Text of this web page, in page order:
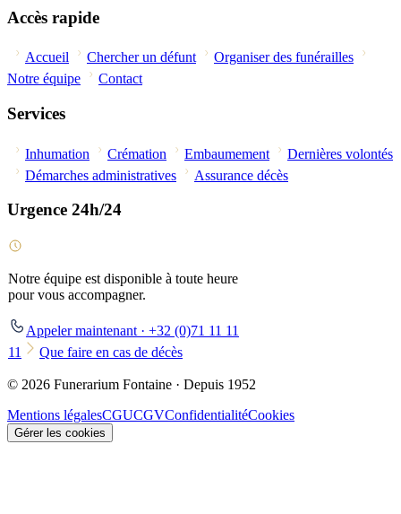
Accès rapide
Accueil Chercher un défunt
Organiser des funérailles
Notre équipe
Contact
Services
Inhumation Crémation Embaumement
Dernières volontés
Démarches administratives
Assurance décès
Urgence 24h/24
Notre équipe est disponible à toute heure
pour vous accompagner.
Appeler maintenant · +32 (0)71 11 11
11
Que faire en cas de décès
© 2026 Funerarium Fontaine · Depuis 1952
Mentions légalesCGUCGVConfidentialitéCookies
Gérer les cookies